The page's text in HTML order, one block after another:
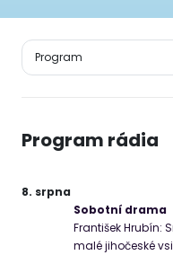
Program rádia
8. srpna
Sobotní drama
František Hrubín:
malé jihočeské